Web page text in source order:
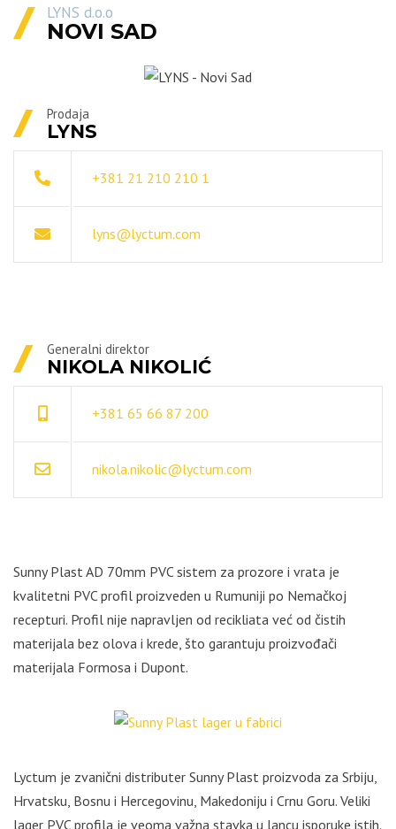
LYNS d.o.o
NOVI SAD
Prodaja
LYNS
+381 21 210 210 1
lyns@lyctum.com
Generalni direktor
NIKOLA NIKOLIĆ
+381 65 66 87 200
nikola.nikolic@lyctum.com
Sunny Plast AD 70mm PVC sistem za prozore i vrata je
kvalitetni PVC profil proizveden u Rumuniji po Nemačkoj
recepturi. Profil nije napravljen od recikliata već od čistih
materijala bez olova i krede, što garantuju proizvođači
materijala Formosa i Dupont.
Lyctum je zvanični distributer Sunny Plast proizvoda za Srbiju,
Hrvatsku, Bosnu i Hercegovinu, Makedoniju i Crnu Goru. Veliki
lager PVC profila je veoma važna stavka u lancu isporuke istih.